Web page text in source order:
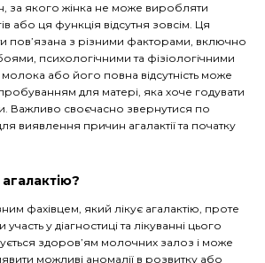
за якого жінка не може виробляти
або ця функція відсутня зовсім. Ця
пов’язана з різними факторами, включно
психологічними та фізіологічними
або його повна відсутність може
для матері, яка хоче годувати
Важливо своєчасно звернутися по
виявлення причин агалактії та початку
фахівцем, який лікує агалактію, проте
у діагностиці та лікуванні цього
здоров’ям молочних залоз і може
можливі аномалії в розвитку або